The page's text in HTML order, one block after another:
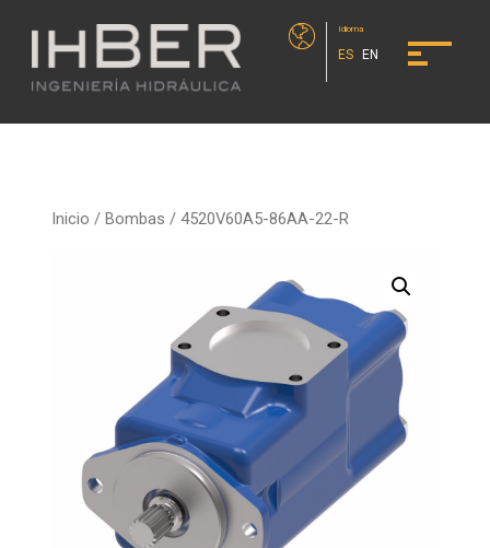
Idioma
ES EN
Inicio /Bombas / 4520V60A5-86AA-22-R